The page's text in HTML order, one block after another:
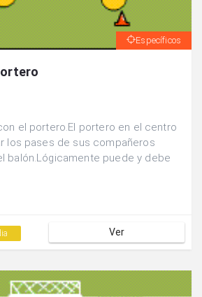
Específicos
el portero.El portero en el centro
los pases de sus compañeros
balón.Lógicamente puede y debe
Ver